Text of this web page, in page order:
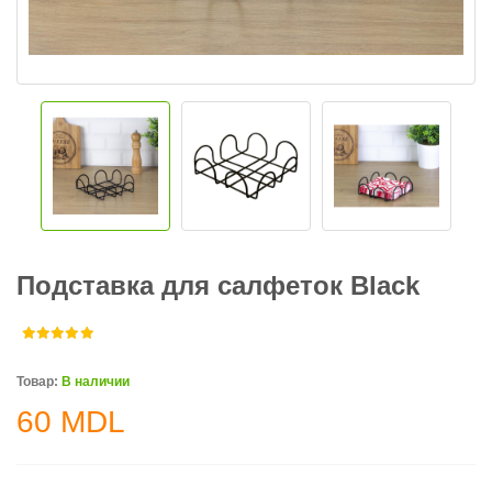
Подставка для салфеток Black
Товар: В наличии
60 MDL